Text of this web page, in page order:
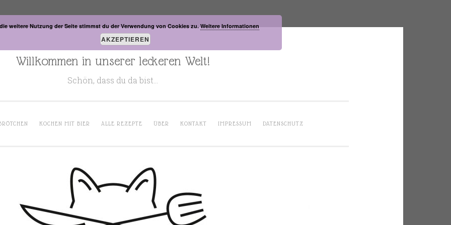
Willkommen in unserer leckeren Welt!
Schön, dass du da bist…
KOCHEN MIT BIER ALLE REZEPTE ÜBER KONTAKT IMPRESSUM DATENSCHUTZ
weitere Nutzung der Seite stimmst du der Verwendung von Cookies zu. Weitere Informationen
AKZEPTIEREN